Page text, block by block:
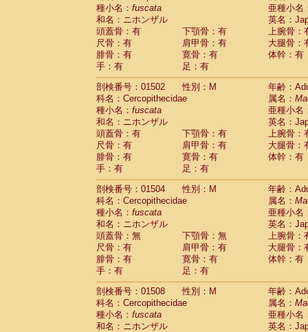
種小名： fuscata
亜種小名
和名：ニホンザル
英名：
頭蓋骨：有
下顎骨：有
上腕骨：
尺骨：有
肩甲骨：有
大腿骨：
腓骨：有
寛骨：有
体幹：有
手：有
足：有
剖検番号：01502
性別：M
年齢：
科名：Cercopithecidae
属名：
種小名： fuscata
亜種小名
和名：ニホンザル
英名：
頭蓋骨：有
下顎骨：有
上腕骨：
尺骨：有
肩甲骨：有
大腿骨：
腓骨：有
寛骨：有
体幹：有
手：有
足：有
剖検番号：01504
性別：M
年齢：
科名：Cercopithecidae
属名：
種小名： fuscata
亜種小名
和名：ニホンザル
英名：
頭蓋骨：無
下顎骨：無
上腕骨：
尺骨：有
肩甲骨：有
大腿骨：
腓骨：有
寛骨：有
体幹：有
手：有
足：有
剖検番号：01508
性別：M
年齢：
科名：Cercopithecidae
属名：
種小名： fuscata
亜種小名
和名：ニホンザル
英名：